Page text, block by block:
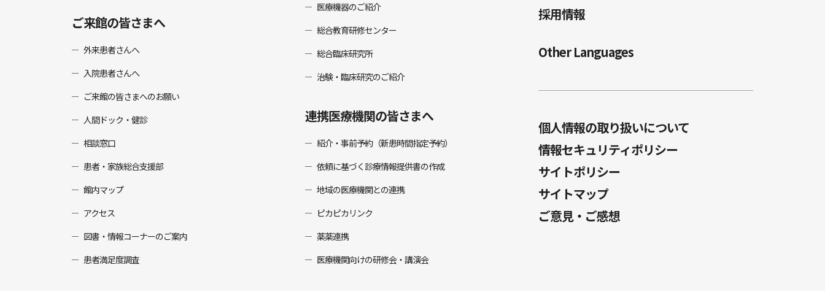
ご来館の皆さまへ
外来患者さんへ
入院患者さんへ
ご来館の皆さまへのお願い
人間ドック・健診
相談窓口
患者・家族総合支援部
館内マップ
アクセス
図書・情報コーナーのご案内
患者満足度調査
医療機器のご紹介
総合教育研修センター
総合臨床研究所
治験・臨床研究のご紹介
連携医療機関の皆さまへ
紹介・事前予約（新患時間指定予約）
依頼に基づく診療情報提供書の作成
地域の医療機関との連携
ピカピカリンク
薬薬連携
医療機関向けの研修会・講演会
採用情報
Other Languages
個人情報の取り扱いについて
情報セキュリティポリシー
サイトポリシー
サイトマップ
ご意見・ご感想